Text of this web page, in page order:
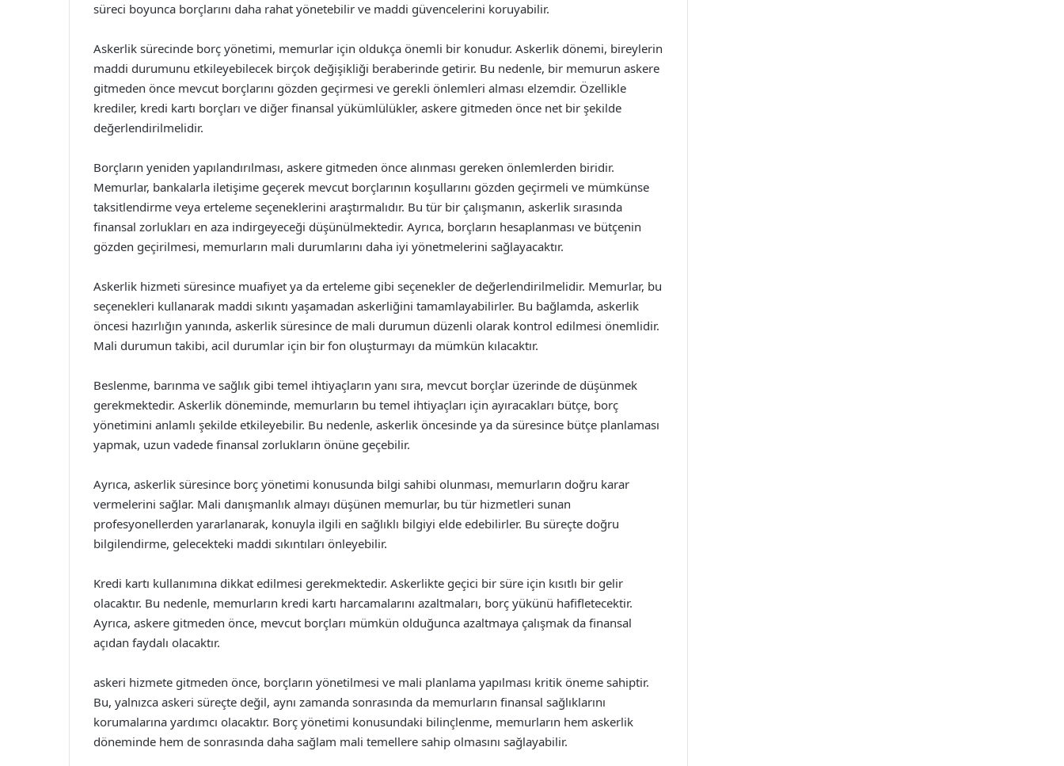
süreci boyunca borçlarını daha rahat yönetebilir ve maddi güvencelerini koruyabilir.
Askerlik sürecinde borç yönetimi, memurlar için oldukça önemli bir konudur. Askerlik dönemi, bireylerin
maddi durumunu etkileyebilecek birçok değişikliği beraberinde getirir. Bu nedenle, bir memurun askere
gitmeden önce mevcut borçlarını gözden geçirmesi ve gerekli önlemleri alması elzemdir. Özellikle
krediler, kredi kartı borçları ve diğer finansal yükümlülükler, askere gitmeden önce net bir şekilde
değerlendirilmelidir.
Borçların yeniden yapılandırılması, askere gitmeden önce alınması gereken önlemlerden biridir.
Memurlar, bankalarla iletişime geçerek mevcut borçlarının koşullarını gözden geçirmeli ve mümkünse
taksitlendirme veya erteleme seçeneklerini araştırmalıdır. Bu tür bir çalışmanın, askerlik sırasında
finansal zorlukları en aza indirgeyeceği düşünülmektedir. Ayrıca, borçların hesaplanması ve bütçenin
gözden geçirilmesi, memurların mali durumlarını daha iyi yönetmelerini sağlayacaktır.
Askerlik hizmeti süresince muafiyet ya da erteleme gibi seçenekler de değerlendirilmelidir. Memurlar, bu
seçenekleri kullanarak maddi sıkıntı yaşamadan askerliğini tamamlayabilirler. Bu bağlamda, askerlik
öncesi hazırlığın yanında, askerlik süresince de mali durumun düzenli olarak kontrol edilmesi önemlidir.
Mali durumun takibi, acil durumlar için bir fon oluşturmayı da mümkün kılacaktır.
Beslenme, barınma ve sağlık gibi temel ihtiyaçların yanı sıra, mevcut borçlar üzerinde de düşünmek
gerekmektedir. Askerlik döneminde, memurların bu temel ihtiyaçları için ayıracakları bütçe, borç
yönetimini anlamlı şekilde etkileyebilir. Bu nedenle, askerlik öncesinde ya da süresince bütçe planlaması
yapmak, uzun vadede finansal zorlukların önüne geçebilir.
Ayrıca, askerlik süresince borç yönetimi konusunda bilgi sahibi olunması, memurların doğru karar
vermelerini sağlar. Mali danışmanlık almayı düşünen memurlar, bu tür hizmetleri sunan
profesyonellerden yararlanarak, konuyla ilgili en sağlıklı bilgiyi elde edebilirler. Bu süreçte doğru
bilgilendirme, gelecekteki maddi sıkıntıları önleyebilir.
Kredi kartı kullanımına dikkat edilmesi gerekmektedir. Askerlikte geçici bir süre için kısıtlı bir gelir
olacaktır. Bu nedenle, memurların kredi kartı harcamalarını azaltmaları, borç yükünü hafifletecektir.
Ayrıca, askere gitmeden önce, mevcut borçları mümkün olduğunca azaltmaya çalışmak da finansal
açıdan faydalı olacaktır.
askeri hizmete gitmeden önce, borçların yönetilmesi ve mali planlama yapılması kritik öneme sahiptir.
Bu, yalnızca askeri süreçte değil, aynı zamanda sonrasında da memurların finansal sağlıklarını
korumalarına yardımcı olacaktır. Borç yönetimi konusundaki bilinçlenme, memurların hem askerlik
döneminde hem de sonrasında daha sağlam mali temellere sahip olmasını sağlayabilir.